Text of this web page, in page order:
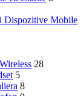
Dispozitive Mobile
28
5
8